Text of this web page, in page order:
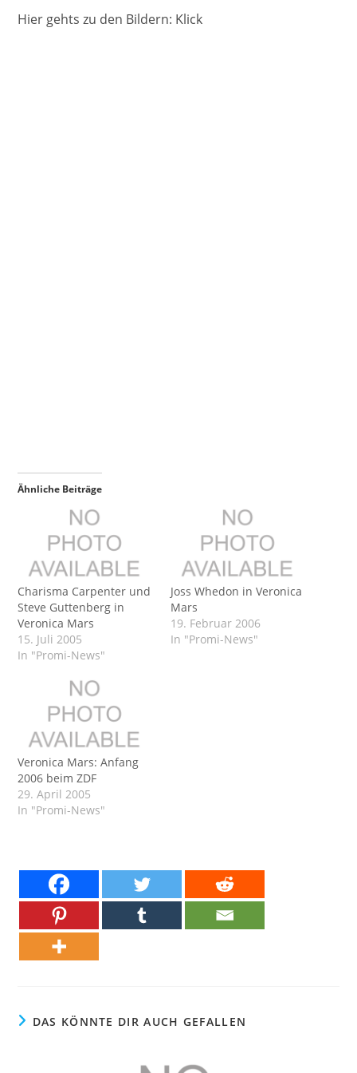
Hier gehts zu den Bildern: Klick
Ähnliche Beiträge
Charisma Carpenter und
Steve Guttenberg in
Veronica Mars
15. Juli 2005
In "Promi-News"
Joss Whedon in Veronica
Mars
19. Februar 2006
In "Promi-News"
Veronica Mars: Anfang
2006 beim ZDF
29. April 2005
In "Promi-News"
DAS KÖNNTE DIR AUCH GEFALLEN